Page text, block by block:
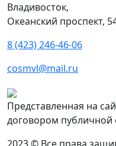
Владивосток,
Океанский проспект,
8 (423) 246-46-06
cosmvl@mail.ru
Представленная на
договором публичной